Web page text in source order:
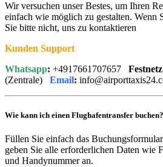
Wir versuchen unser Bestes, um Ihren
einfach wie möglich zu gestalten. Wenn
Sie bitte nicht, uns zu kontaktieren
Kunden Support
Whatsapp: +4917661707657 Festnetz
(Zentrale) Email:
Wie kann ich einen Flughafentransfer buchen?
Füllen Sie einfach das
geben Sie alle erforderlichen Daten wie
und Handynummer an.